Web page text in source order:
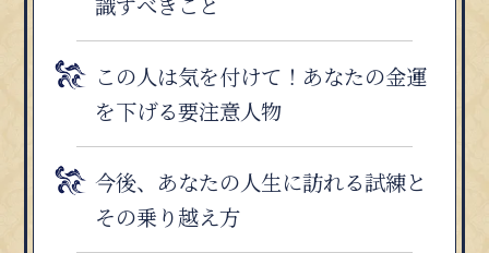
この人は気を付けて！あなたの金運
を下げる要注意人物
今後、あなたの人生に訪れる試練と
その乗り越え方